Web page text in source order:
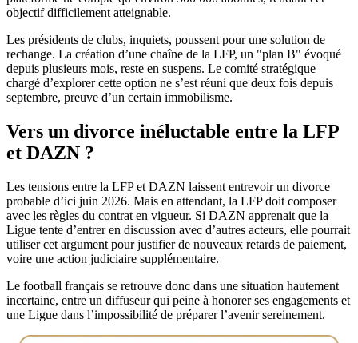
objectif difficilement atteignable.
Les présidents de clubs, inquiets, poussent pour une solution de
rechange. La création d’une chaîne de la LFP, un "plan B" évoqué
depuis plusieurs mois, reste en suspens. Le comité stratégique
chargé d’explorer cette option ne s’est réuni que deux fois depuis
septembre, preuve d’un certain immobilisme.
Vers un divorce inéluctable entre la LFP
et DAZN ?
Les tensions entre la LFP et DAZN laissent entrevoir un divorce
probable d’ici juin 2026. Mais en attendant, la LFP doit composer
avec les règles du contrat en vigueur. Si DAZN apprenait que la
Ligue tente d’entrer en discussion avec d’autres acteurs, elle pourrait
utiliser cet argument pour justifier de nouveaux retards de paiement,
voire une action judiciaire supplémentaire.
Le football français se retrouve donc dans une situation hautement
incertaine, entre un diffuseur qui peine à honorer ses engagements et
une Ligue dans l’impossibilité de préparer l’avenir sereinement.